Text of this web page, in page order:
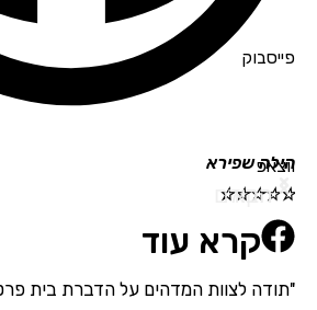
פייסבוק
ווצאפ
הילה שפירא
☆
☆
☆
☆
☆
קרא עוד
"תודה לצוות המדהים על הדברת בית
הקודם
הבא